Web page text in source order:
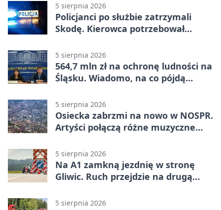
5 sierpnia 2026
Policjanci po służbie zatrzymali
Skodę. Kierowca potrzebował
5 sierpnia 2026
564,7 mln zł na ochronę ludności na
Śląsku. Wiadomo, na co pójdą
5 sierpnia 2026
Osiecka zabrzmi na nowo w NOSPR.
Artyści połączą różne muzyczne
5 sierpnia 2026
Na A1 zamkną jezdnię w stronę
Gliwic. Ruch przejdzie na drugą
5 sierpnia 2026